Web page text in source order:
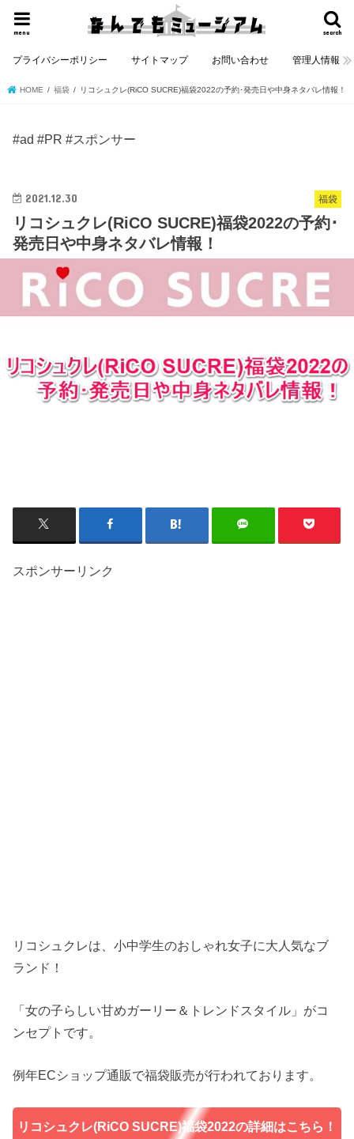
search
menu
プライバシーポリシー サイトマップ お問い合わせ 管理人情報
HOME 福袋 リコシュクレ(RiCO SUCRE)福袋2022の予約･発売日や中身ネタバレ情報！
#ad #PR #スポンサー
福袋
2021.12.30
リコシュクレ(RiCO SUCRE)福袋2022の予約･
発売日や中身ネタバレ情報！
スポンサーリンク
リコシュクレは、小中学生のおしゃれ女子に大人気なブ
ランド！
「女の子らしい甘めガーリー＆トレンドスタイル」がコ
ンセプトです。
例年ECショップ通販で福袋販売が行われております。
リコシュクレ(RiCO SUCRE)福袋2022の詳細はこちら！